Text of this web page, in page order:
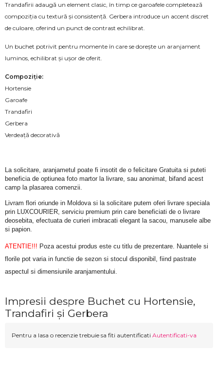
Trandafirii adaugă un element clasic, în timp ce garoafele completează
compoziția cu textură și consistență. Gerbera introduce un accent discret
de culoare, oferind un punct de contrast echilibrat.
Un buchet potrivit pentru momente în care se dorește un aranjament
luminos, echilibrat și ușor de oferit.
Compoziție:
Hortensie
Garoafe
Trandafiri
Gerbera
Verdeață decorativă
La solicitare, aranjametul poate fi insotit de o felicitare Gratuita si puteti
beneficia de optiunea foto martor la livrare, sau anonimat, bifand acest
camp la plasarea comenzii.
Livram flori oriunde in Moldova si la solicitare putem oferi livrare speciala
prin LUXCOURIER, serviciu premium prin care beneficiati de o livrare
deosebita, efectuata de curieri imbracati elegant la sacou, manusele albe
si papion.
ATENTIE!!! Poza acestui produs este cu titlu de prezentare. Nuantele si
florile pot varia in functie de sezon si stocul disponibil, fiind pastrate
aspectul si dimensiunile aranjamentului.
Impresii despre Buchet cu Hortensie,
Trandafiri și Gerbera
Pentru a lasa o recenzie trebuie sa fiti autentificati Autentificati-va